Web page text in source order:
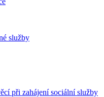
služby
při zahájení sociální služby